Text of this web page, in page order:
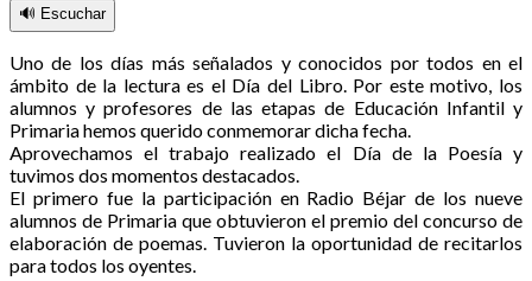
🔊 Escuchar
Uno de los días más señalados y conocidos por todos en el
ámbito de la lectura es el Día del Libro. Por este motivo, los
alumnos y profesores de las etapas de Educación Infantil y
Primaria hemos querido conmemorar dicha fecha.
Aprovechamos el trabajo realizado el Día de la Poesía y
tuvimos dos momentos destacados.
El primero fue la participación en Radio Béjar de los nueve
alumnos de Primaria que obtuvieron el premio del concurso de
elaboración de poemas. Tuvieron la oportunidad de recitarlos
para todos los oyentes.